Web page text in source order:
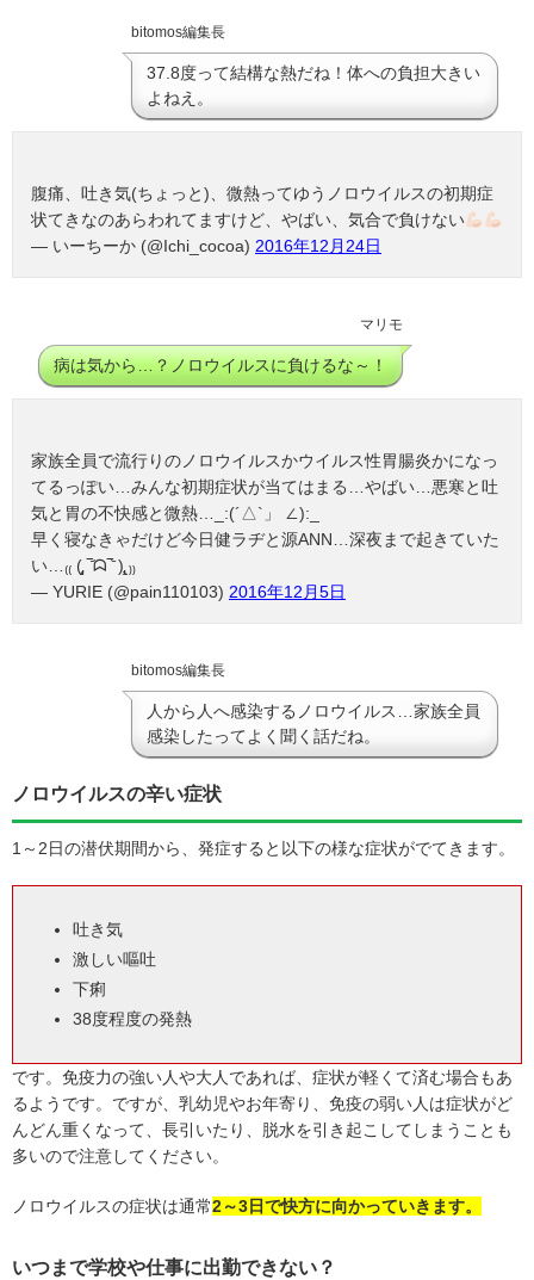
bitomos編集長
37.8度って結構な熱だね！体への負担大きい
よねえ。
腹痛、吐き気(ちょっと)、微熱ってゆうノロウイルスの初期症
状てきなのあらわれてますけど、やばい、気合で負けない
— いーちーか (@Ichi_cocoa) 2016年12月24日
マリモ
病は気から…？ノロウイルスに負けるな～！
家族全員で流行りのノロウイルスかウイルス性胃腸炎かになっ
てるっぽい…みんな初期症状が当てはまる…やばい…悪寒と吐
気と胃の不快感と微熱…_:(´△`」 ∠):_
早く寝なきゃだけど今日健ラヂと源ANN…深夜まで起きていた
い…₍₍ (̨̡ ‾᷄ᗣ‾᷅ )̧̢ ₎₎
— YURIE (@pain110103) 2016年12月5日
bitomos編集長
人から人へ感染するノロウイルス…家族全員
感染したってよく聞く話だね。
ノロウイルスの辛い症状
1～2日の潜伏期間から、発症すると以下の様な症状がでてきます。
吐き気
激しい嘔吐
下痢
38度程度の発熱
です。免疫力の強い人や大人であれば、症状が軽くて済む場合もあ
るようです。ですが、乳幼児やお年寄り、免疫の弱い人は症状がど
んどん重くなって、長引いたり、脱水を引き起こしてしまうことも
多いので注意してください。
ノロウイルスの症状は通常2～3日で快方に向かっていきます。
いつまで学校や仕事に出勤できない？